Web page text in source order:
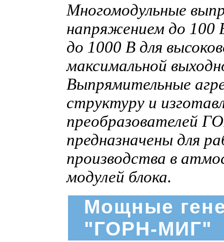
Многомодульные
напряжением до 100
до 1000 В для
максимальной
Выпрямительные
структуру и
преобразователей
предназначены для
производства в
модулей блока.
Мощные
"ГОРН-МИГ"